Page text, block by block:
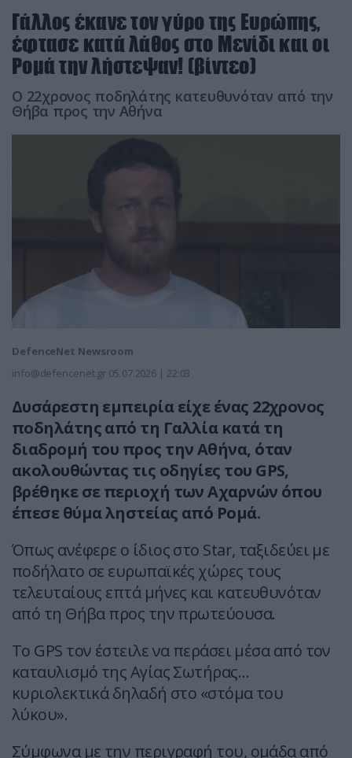
Γάλλος έκανε τον γύρο της Ευρώπης,
έφτασε κατά λάθος στο Μενίδι και οι
Ρομά την λήστεψαν! (βίντεο)
Ο 22χρονος ποδηλάτης κατευθυνόταν από την
Θήβα προς την Αθήνα
DefenceNet Newsroom
info@defencenet.gr 05.07.2026 | 22:03
Δυσάρεστη εμπειρία είχε ένας 22χρονος
ποδηλάτης από τη Γαλλία κατά τη
διαδρομή του προς την Αθήνα, όταν
ακολουθώντας τις οδηγίες του GPS,
βρέθηκε σε περιοχή των Αχαρνών όπου
έπεσε θύμα ληστείας από Ρομά.
Όπως ανέφερε ο ίδιος στο Star, ταξιδεύει με
ποδήλατο σε ευρωπαϊκές χώρες τους
τελευταίους επτά μήνες και κατευθυνόταν
από τη Θήβα προς την πρωτεύουσα.
Το GPS τον έστειλε να περάσει μέσα από τον
καταυλισμό της Αγίας Σωτήρας…
κυριολεκτικά δηλαδή στο «στόμα του
λύκου».
Σύμφωνα με την περιγραφή του, ομάδα από